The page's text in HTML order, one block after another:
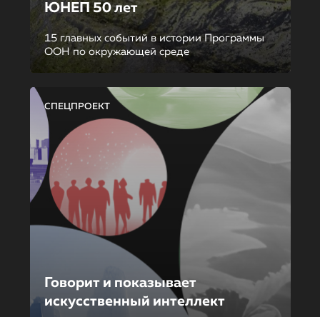
ЮНЕП 50 лет
15 главных событий в истории Программы
ООН по окружающей среде
СПЕЦПРОЕКТ
Говорит и показывает
искусственный интеллект